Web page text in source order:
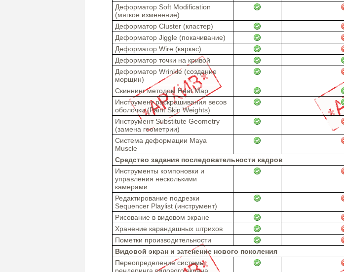
Деформатор Soft Modification
(мягкое изменение)
Деформатор Cluster (кластер)
Деформатор Jiggle (покачивание)
Деформатор Wire (каркас)
Деформатор точки на кривой
Деформатор Wrinkle (создание
морщин)
Скиннинг методом Heat Map
Инструмент раскрашивания весов
оболочки (Paint Skin Weights)
Инструмент Substitute Geometry
(замена геометрии)
Система деформации Maya
Muscle
Средство задания последовательности кадров
Инструменты компоновки и
управления несколькими
камерами
Редактирование подрезки
Sequencer Playlist (инструмент)
Рисование в видовом экране
Хранение карандашных штрихов
Пометки производительности
Видовой экран и затенение нового поколения
Переопределение системы
рендеринга видового экрана